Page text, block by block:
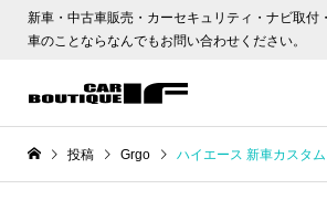
新車・中古車販売・カーセキュリティ・ナビ取付
車のことならなんでもお問い合わせください。
投稿 Grgo ハイエース 新車カスタム セキュ